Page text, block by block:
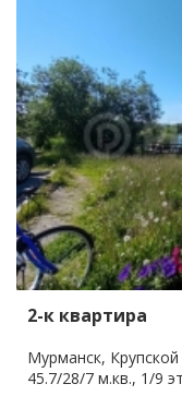
2-к квартира
Мурманск, Крупской
45.7/28/7 м.кв., 1/9